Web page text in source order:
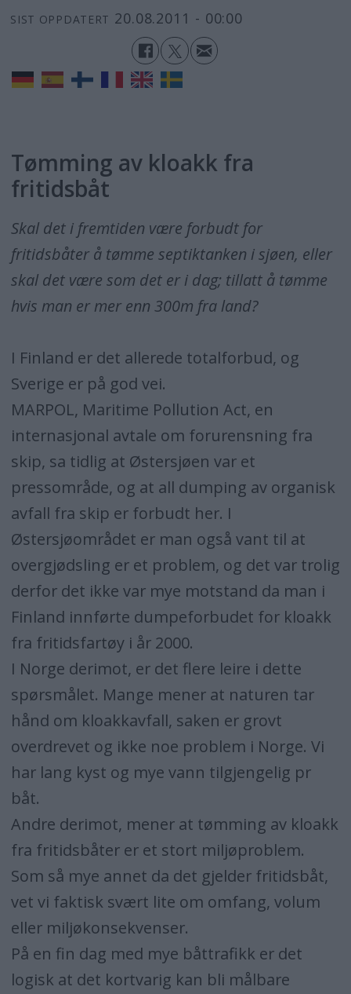
SIST OPPDATERT 20.08.2011 - 00:00
Tømming av kloakk fra
fritidsbåt
Skal det i fremtiden være forbudt for
fritidsbåter å tømme septiktanken i sjøen, eller
skal det være som det er i dag; tillatt å tømme
hvis man er mer enn 300m fra land?
I Finland er det allerede totalforbud, og
Sverige er på god vei.
MARPOL, Maritime Pollution Act, en
internasjonal avtale om forurensning fra
skip, sa tidlig at Østersjøen var et
pressområde, og at all dumping av organisk
avfall fra skip er forbudt her. I
Østersjøområdet er man også vant til at
overgjødsling er et problem, og det var trolig
derfor det ikke var mye motstand da man i
Finland innførte dumpeforbudet for kloakk
fra fritidsfartøy i år 2000.
I Norge derimot, er det flere leire i dette
spørsmålet. Mange mener at naturen tar
hånd om kloakkavfall, saken er grovt
overdrevet og ikke noe problem i Norge. Vi
har lang kyst og mye vann tilgjengelig pr
båt.
Andre derimot, mener at tømming av kloakk
fra fritidsbåter er et stort miljøproblem.
Som så mye annet da det gjelder fritidsbåt,
vet vi faktisk svært lite om omfang, volum
eller miljøkonsekvenser.
På en fin dag med mye båttrafikk er det
logisk at det kortvarig kan bli målbare